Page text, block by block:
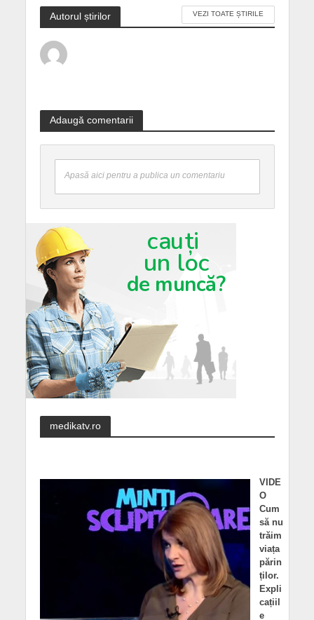
Autorul știrilor VEZI TOATE ȘTIRILE
Adaugă comentarii
Apasă aici pentru a publica un comentariu
medikatv.ro
VIDE
O
Cum
să nu
trăim
viața
părin
ților.
Expli
cațiil
e